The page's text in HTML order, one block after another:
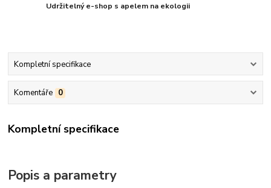
Udržitelný e-shop s apelem na ekologii
Kompletní specifikace
Komentáře 0
Kompletní specifikace
Popis a parametry